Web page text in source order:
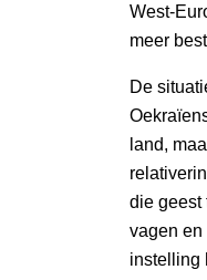
West-
meer
De
land,
die geest
vagen en
instelling